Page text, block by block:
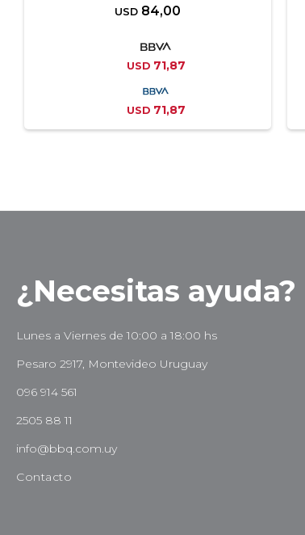
USD 84,00
USD 71,87
USD 71,87
¿Necesitas ayuda?
Lunes a Viernes de 10:00 a 18:00 hs
Pesaro 2917, Montevideo Uruguay
096 914 561
2505 88 11
info@bbq.com.uy
Contacto